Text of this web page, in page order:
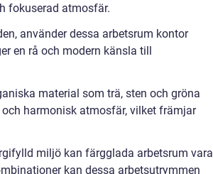
fokuserad atmosfär.
använder dessa arbetsrum kontor
en rå och modern känsla till
material som trä, sten och gröna
harmonisk atmosfär, vilket främjar
miljö kan färgglada arbetsrum vara
kan dessa arbetsutrymmen